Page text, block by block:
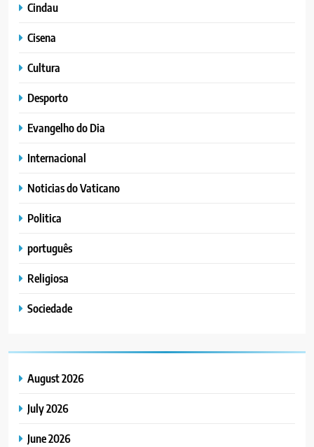
Cindau
Cisena
Cultura
Desporto
Evangelho do Dia
Internacional
Noticias do Vaticano
Politica
português
Religiosa
Sociedade
August 2026
July 2026
June 2026